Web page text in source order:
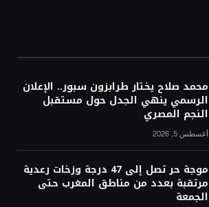
محمد صلاح يختار طرابزون سبور.. الإعلان
الرسمي ينهي الجدل حول مستقبل
النجم المصري
أغسطس 5, 2026
موجة حر تصل إلى 47 درجة وزخات رعدية
مرتقبة بعدد من مناطق المغرب حتى
الجمعة